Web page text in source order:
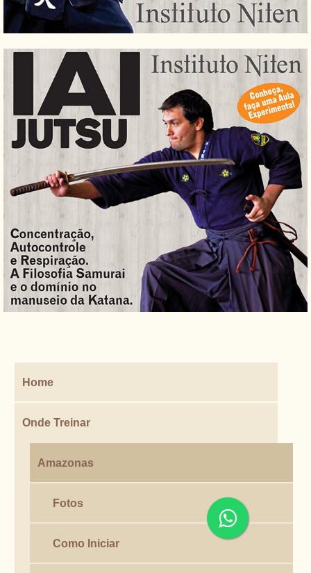
Home
Onde Treinar
Amazonas
Fotos
Como Iniciar